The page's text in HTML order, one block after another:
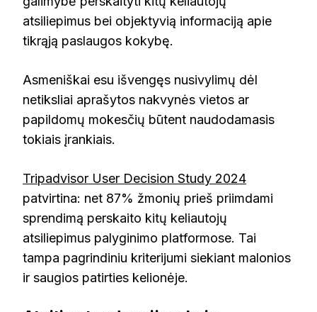
atsiliepimus bei objektyvią informaciją apie
tikrąją paslaugos kokybę.
Asmeniškai esu išvengęs nusivylimų dėl
netiksliai aprašytos nakvynės vietos ar
papildomų mokesčių būtent naudodamasis
tokiais įrankiais.
Tripadvisor User Decision Study 2024
patvirtina: net 87% žmonių prieš priimdami
sprendimą perskaito kitų keliautojų
atsiliepimus palyginimo platformose. Tai
tampa pagrindiniu kriterijumi siekiant malonios
ir saugios patirties kelionėje.